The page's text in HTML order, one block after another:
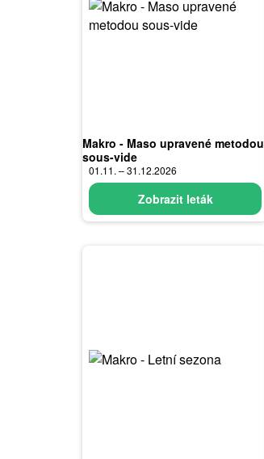
Makro - Maso upravené metodou
sous-vide
01.11. – 31.12.2026
Zobrazit leták